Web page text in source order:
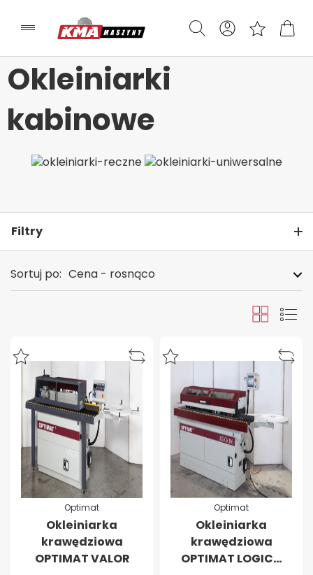
Okleiniarki
kabinowe
Sortuj po: Cena - rosnąco
SiatkaLista
Optimat
Okleiniarka
krawędziowa
OPTIMAT VALOR
Optimat
Okleiniarka
krawędziowa
OPTIMAT LOGICA
Filtry